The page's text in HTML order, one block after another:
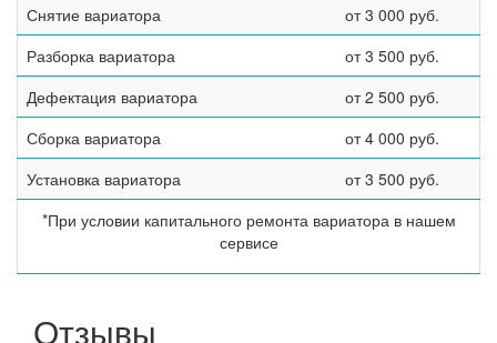
Снятие вариатора
от 3 000 руб.
Разборка вариатора
от 3 500 руб.
Дефектация вариатора
от 2 500 руб.
Сборка вариатора
от 4 000 руб.
Установка вариатора
от 3 500 руб.
*При условии капитального ремонта вариатора в нашем
сервисе
Отзывы